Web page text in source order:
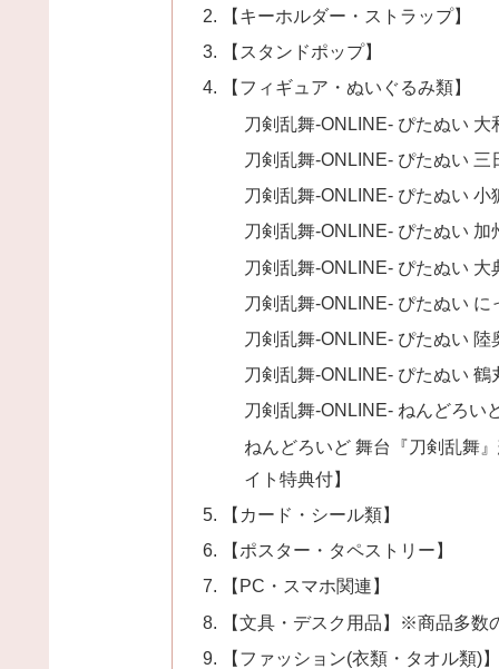
【キーホルダー・ストラップ】
【スタンドポップ】
【フィギュア・ぬいぐるみ類】
刀剣乱舞-ONLINE- ぴたぬい
刀剣乱舞-ONLINE- ぴたぬい
刀剣乱舞-ONLINE- ぴたぬい 小
刀剣乱舞-ONLINE- ぴたぬい 加
刀剣乱舞-ONLINE- ぴたぬい
刀剣乱舞-ONLINE- ぴたぬい
刀剣乱舞-ONLINE- ぴたぬい
刀剣乱舞-ONLINE- ぴたぬい 鶴
刀剣乱舞-ONLINE- ねんどろい
ねんどろいど 舞台『刀剣乱舞
イト特典付】
【カード・シール類】
【ポスター・タペストリー】
【PC・スマホ関連】
【文具・デスク用品】※商品多
【ファッション(衣類・タオル類)